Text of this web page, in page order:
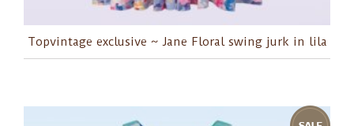
Topvintage exclusive ~ Jane Floral swing jurk in lila